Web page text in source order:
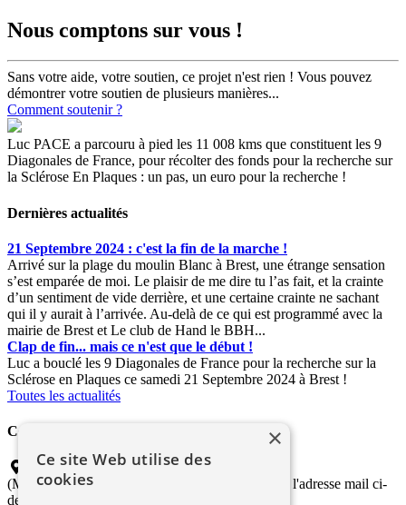
Nous comptons sur vous !
Sans votre aide, votre soutien, ce projet n'est rien ! Vous pouvez
démontrer votre soutien de plusieurs manières...
Comment soutenir ?
Luc PACE a parcouru à pied les 11 008 kms que constituent les 9
Diagonales de France, pour récolter des fonds pour la recherche sur
la Sclérose En Plaques : un pas, un euro pour la recherche !
Dernières actualités
21 Septembre 2024 : c'est la fin de la marche !
Arrivé sur la plage du moulin Blanc à Brest, une étrange sensation
s’est emparée de moi. Le plaisir de me dire tu l’as fait, et la crainte
d’un sentiment de vide derrière, et une certaine crainte ne sachant
qui il y aurait à l’arrivée. Au-delà de ce qui est programmé avec la
mairie de Brest et Le club de Hand le BBH...
Clap de fin... mais ce n'est que le début !
Luc a bouclé les 9 Diagonales de France pour la recherche sur la
Sclérose en Plaques ce samedi 21 Septembre 2024 à Brest !
Toutes les actualités
Contactez-nous
Coordinateur "Gîte et Couvert"
(Merci de transmettre vos propositions d'accueil à l'adresse mail ci-
dessous)
×
Ce site Web utilise des
cookies